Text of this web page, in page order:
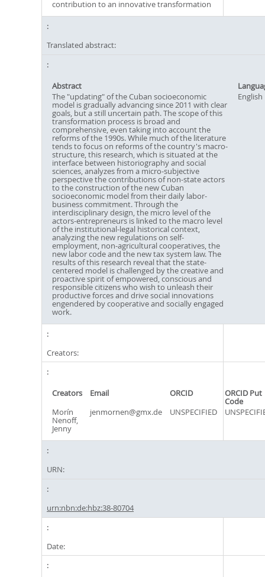
contribution to an innovative transformation
Translated abstract:
Abstract
The "updating" of the Cuban socioeconomic
model is gradually advancing since 2011 with clear
goals, but a still uncertain path. The scope of this
transformation process is broad and
comprehensive, even taking into account the
reforms of the 1990s. While much of the literature
tends to focus on reforms of the country's macro-
structure, this research, which is situated at the
interface between historiography and social
sciences, analyzes from a micro-subjective
perspective the contributions of non-state actors
to the construction of the new Cuban
socioeconomic model from their daily labor-
business commitment. Through the
interdisciplinary design, the micro level of the
actors-entrepreneurs is linked to the macro level
of the institutional-legal historical context,
analyzing the new regulations on self-
employment, non-agricultural cooperatives, the
new labor code and the new tax system law. The
results of this research reveal that the state-
centered model is challenged by the creative and
proactive spirit of empowered, conscious and
responsible citizens who wish to unleash their
productive forces and drive social innovations
engendered by cooperative and socially engaged
work.
English
Creators:
Creators Email ORCID ORCID Put
Code
Morín
Nenoff,
Jenny
jenmornen@gmx.de UNSPECIFIED
URN:
urn:nbn:de:hbz:38-80704
Date: